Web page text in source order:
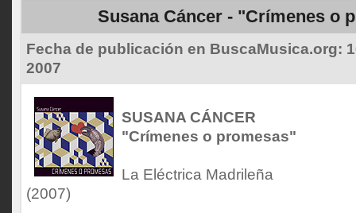
Susana Cáncer - "Crímenes o
Fecha de publicación en BuscaMusica.org:
2007
SUSANA CÁNCER
"Crímenes o promesas"
La Eléctrica Madrileña
(2007)